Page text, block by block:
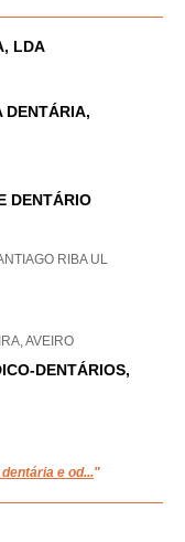
LDA
DENTÁRIA,
DENTÁRIO
RIBA UL
AVEIRO
DENTÁRIOS,
e od..."